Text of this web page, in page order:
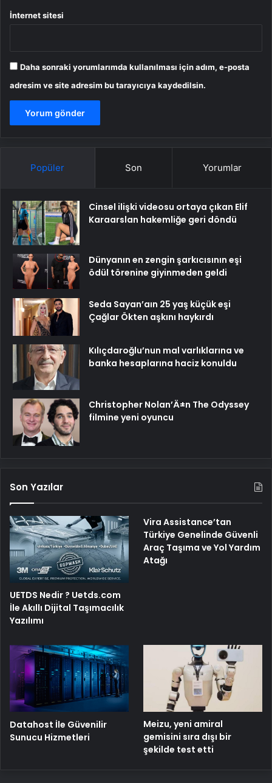
İnternet sitesi
Daha sonraki yorumlarımda kullanılması için adım, e-posta
adresim ve site adresim bu tarayıcıya kaydedilsin.
Popüler Son Yorumlar
Cinsel ilişki videosu ortaya çıkan Elif
Karaarslan hakemliğe geri döndü
Dünyanın en zengin şarkıcısının eşi
ödül törenine giyinmeden geldi
Seda Sayan’aın 25 yaş küçük eşi
Çağlar Ökten aşkını haykırdı
Kılıçdaroğlu’nun mal varlıklarına ve
banka hesaplarına haciz konuldu
Christopher Nolan’Ä±n The Odyssey
filmine yeni oyuncu
Son Yazılar
UETDS Nedir ? Uetds.com
İle Akıllı Dijital Taşımacılık
Yazılımı
Vira Assistance’tan
Türkiye Genelinde Güvenli
Araç Taşıma ve Yol Yardım
Atağı
Datahost İle Güvenilir
Sunucu Hizmetleri
Meizu, yeni amiral
gemisini sıra dışı bir
şekilde test etti